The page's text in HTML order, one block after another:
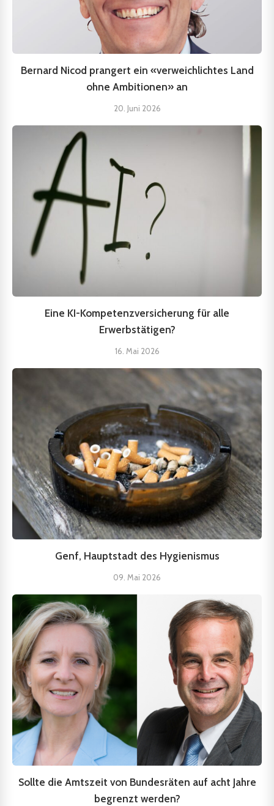
Bernard Nicod prangert ein «verweichlichtes Land
ohne Ambitionen» an
20. Juni 2026
Eine KI-Kompetenzversicherung für alle
Erwerbstätigen?
16. Mai 2026
Genf, Hauptstadt des Hygienismus
09. Mai 2026
Sollte die Amtszeit von Bundesräten auf acht Jahre
begrenzt werden?